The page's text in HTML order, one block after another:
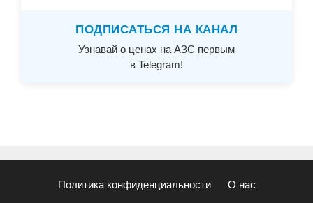
ПОДПИСАТЬСЯ НА КАНАЛ
Узнавай о ценах на АЗС первым
в Telegram!
Политика конфиденциальности О нас